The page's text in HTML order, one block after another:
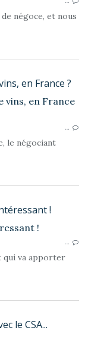
négoce, et nous
en France ?
…
le négociant
!
…
qui va apporter
le CSA...